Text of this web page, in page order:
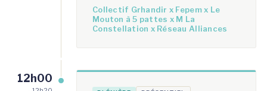
Collectif Grhandir x Fepem x Le
Mouton à 5 pattes x M La
Constellation x Réseau Alliances
12h00